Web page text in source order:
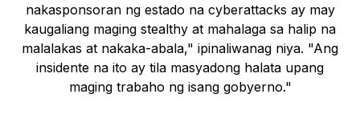
nakasponsoran ng estado na cyberattacks ay may
kaugaliang maging stealthy at mahalaga sa halip na
malalakas at nakaka-abala," ipinaliwanag niya. "Ang
insidente na ito ay tila masyadong halata upang
maging trabaho ng isang gobyerno."